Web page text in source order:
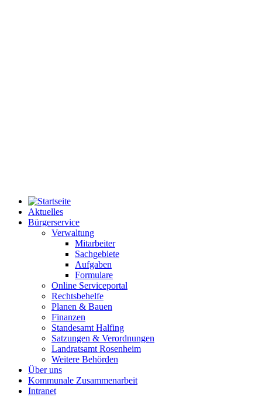
Aktuelles
Bürgerservice
Verwaltung
Mitarbeiter
Sachgebiete
Aufgaben
Formulare
Online Serviceportal
Rechtsbehelfe
Planen & Bauen
Finanzen
Standesamt Halfing
Satzungen & Verordnungen
Landratsamt Rosenheim
Weitere Behörden
Über uns
Kommunale Zusammenarbeit
Intranet